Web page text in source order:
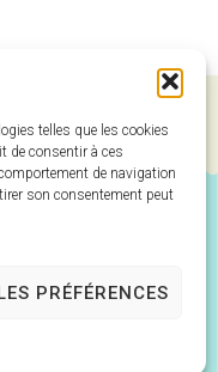
telles que les cookies
de consentir à ces
de navigation
son consentement peut
PRÉFÉRENCES